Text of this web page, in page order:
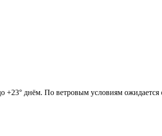
+23° днём. По ветровым условиям